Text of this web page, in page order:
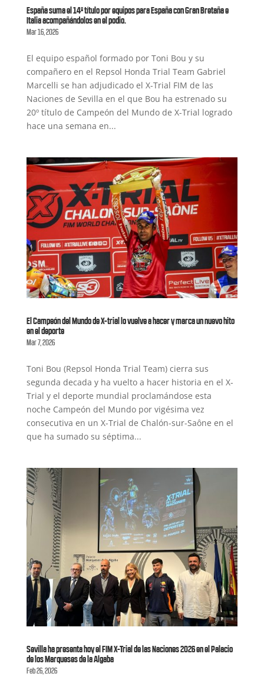
España suma el 14º título por equipos para España con Gran Bretaña e
Italia acompañándolos en el podio.
Mar 16, 2026
El equipo español formado por Toni Bou y su
compañero en el Repsol Honda Trial Team Gabriel
Marcelli se han adjudicado el X-Trial FIM de las
Naciones de Sevilla en el que Bou ha estrenado su
20º título de Campeón del Mundo de X-Trial logrado
hace una semana en...
El Campeón del Mundo de X-trial lo vuelve a hacer y marca un nuevo hito
en el deporte
Mar 7, 2026
Toni Bou (Repsol Honda Trial Team) cierra sus
segunda decada y ha vuelto a hacer historia en el X-
Trial y el deporte mundial proclamándose esta
noche Campeón del Mundo por vigésima vez
consecutiva en un X-Trial de Chalón-sur-Saône en el
que ha sumado su séptima...
Sevilla ha presenta hoy el FIM X-Trial de las Naciones 2026 en el Palacio
de los Marqueses de la Algaba
Feb 26, 2026